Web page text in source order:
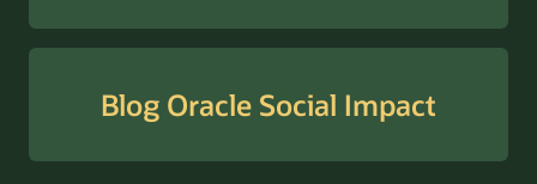
Blog Oracle Social Impact